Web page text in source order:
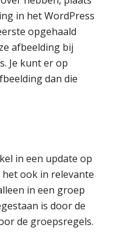
in het WordPress
opgehaald
afbeelding bij
Je kunt er op
dan die
in een update op
het ook in relevante
in een groep
is door de
de groepsregels.